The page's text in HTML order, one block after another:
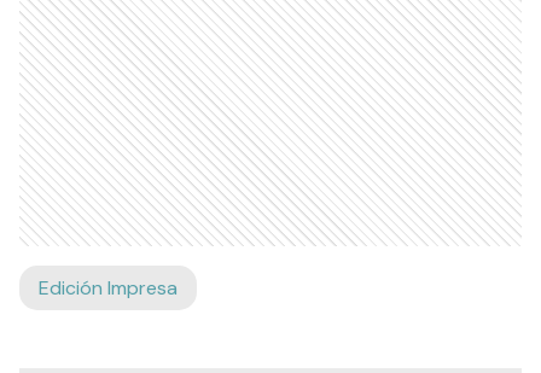
Edición Impresa